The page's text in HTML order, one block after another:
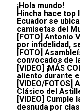
¡Hola mundo!
Hincha hace top
Ecuador se
camisetas del
[FOTO] Antonio
por infidelidad,
[FOTO]
convocados de la
[VIDEO] ¡MÁS
aliento durante
[VIDEO/FOTOS]
Clásico del
[VIDEO]
desnuda por